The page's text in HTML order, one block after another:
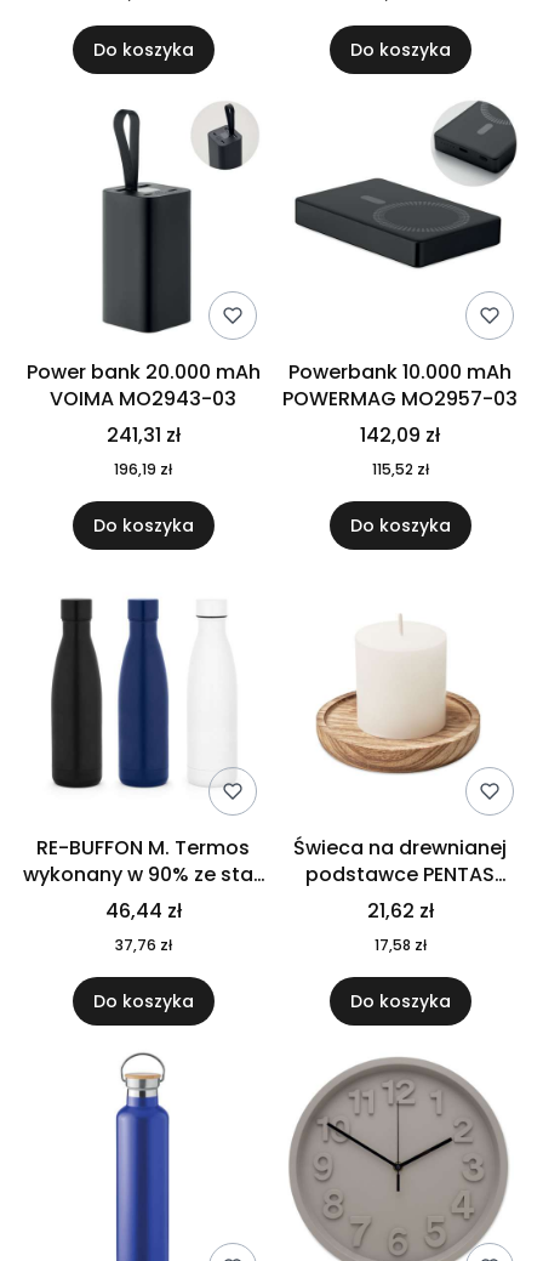
Do koszyka Do koszyka
Power bank 20.000 mAh
VOIMA MO2943-03
241,31 zł
196,19 zł
Do koszyka
Powerbank 10.000 mAh
POWERMAG MO2957-03
142,09 zł
115,52 zł
Do koszyka
RE-BUFFON M. Termos
wykonany w 90% ze stali
nierdzewnej
pochodzącej z
recyklingu 520 ml 94294
46,44 zł
37,76 zł
Do koszyka
Świeca na drewnianej
podstawce PENTAS
MO6282-40
21,62 zł
17,58 zł
Do koszyka